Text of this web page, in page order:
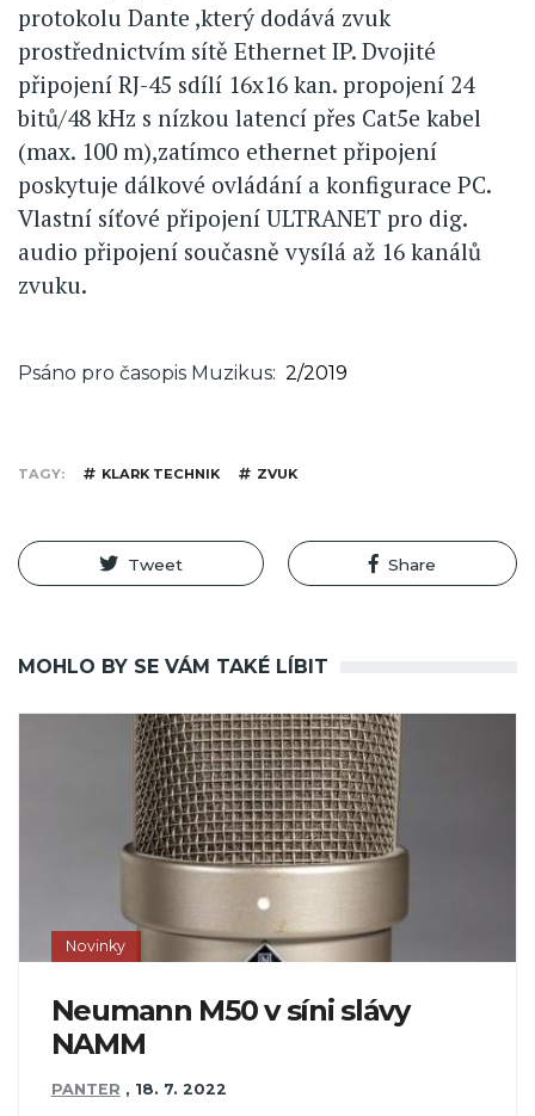
protokolu Dante ,který dodává zvuk
prostřednictvím sítě Ethernet IP. Dvojité
připojení RJ-45 sdílí 16x16 kan. propojení 24
bitů/48 kHz s nízkou latencí přes Cat5e kabel
(max. 100 m),zatímco ethernet připojení
poskytuje dálkové ovládání a konfigurace PC.
Vlastní síťové připojení ULTRANET pro dig.
audio připojení současně vysílá až 16 kanálů
zvuku.
Psáno pro časopis Muzikus 2/2019
TAGY KLARK TECHNIK ZVUK
Tweet Share
MOHLO BY SE VÁM TAKÉ LÍBIT
Novinky
Neumann M50 v síni slávy
NAMM
PANTER , 18. 7. 2022